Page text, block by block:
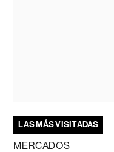
LAS MÁS VISITADAS
MERCADOS